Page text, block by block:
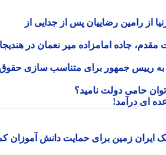
رامین رضاییان پس از جدایی از
جاده امامزاده میر نعمان در هندیجان
نماینده به رییس جمهور برای متناسب سازی حقوق
دولت نامید؟
درآمد!
زمین برای حمایت دانش آموزان کم